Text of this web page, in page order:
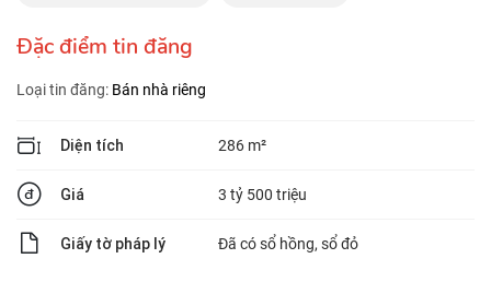
Đặc điểm tin đăng
Loại tin đăng: Bán nhà riêng
Diện tích 286 m²
Giá 3 tỷ 500 triệu
Giấy tờ pháp lý Đã có sổ hồng, sổ đỏ